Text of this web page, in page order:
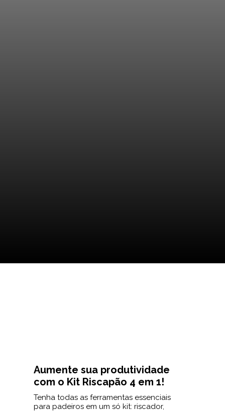
Aumente sua produtividade
com o Kit Riscapão 4 em 1!
Tenha todas as ferramentas essenciais
para padeiros em um só kit: riscador,